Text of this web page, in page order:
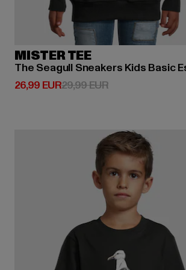
MISTER TEE
26,99 EUR
Derzeitiger Preis: 26,99 EUR
29,99 EURAktionspreis: